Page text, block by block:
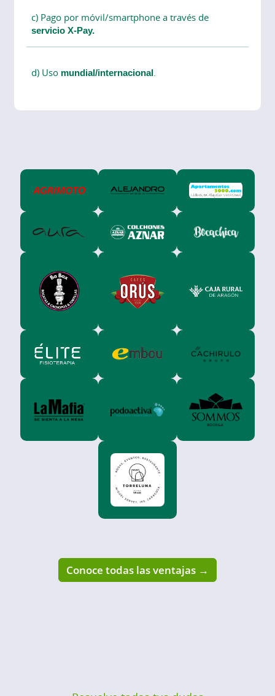
c) Pago por móvil/smartphone a través de
servicio X-Pay.
d) Uso mundial/internacional
Conoce todas las ventajas →